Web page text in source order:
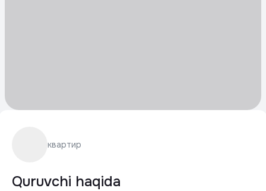
квартир
Quruvchi haqida